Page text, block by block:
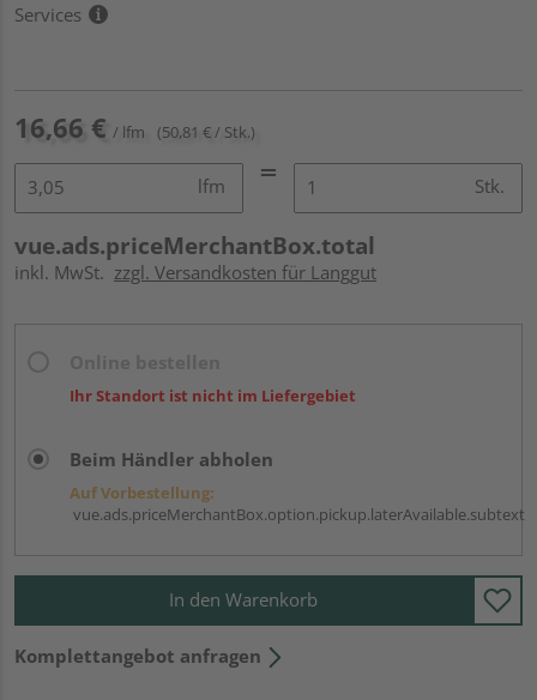
Services
16,66 € / lfm (50,81 € / Stk.)
lfm Stk.
vue.ads.priceMerchantBox.total
inkl. MwSt. zzgl. Versandkosten für Langgut
Ihr Standort ist nicht im Liefergebiet
Beim Händler abholen
Auf Vorbestellung:
vue.ads.priceMerchantBox.option.pickup.laterAvailable.subtext
In den Warenkorb
Komplettangebot anfragen